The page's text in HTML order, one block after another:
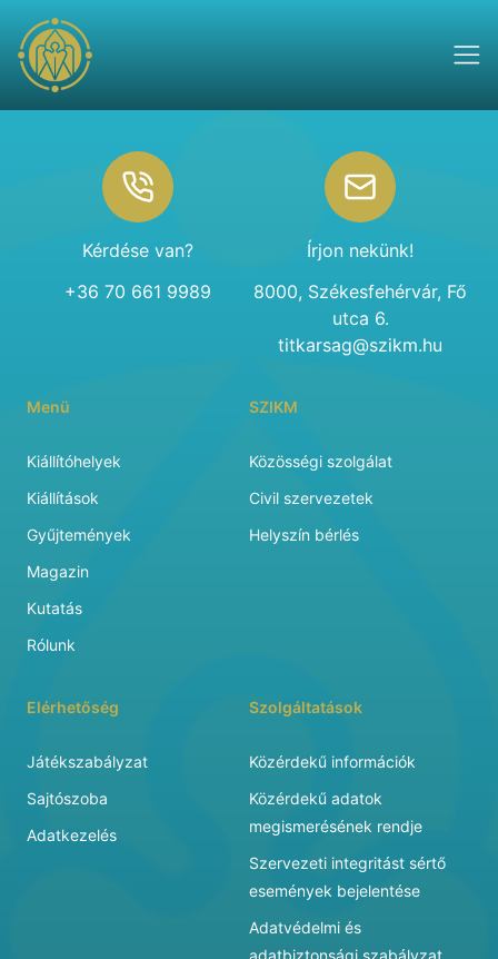
Kérdése van?
+36 70 661 9989
Írjon nekünk!
8000, Székesfehérvár, Fő
utca 6.
titkarsag@szikm.hu
Menü
Kiállítóhelyek
Kiállítások
Gyűjtemények
Magazin
Kutatás
Rólunk
SZIKM
Közösségi szolgálat
Civil szervezetek
Helyszín bérlés
Elérhetőség
Játékszabályzat
Sajtószoba
Adatkezelés
Szolgáltatások
Közérdekű információk
Közérdekű adatok
megismerésének rendje
Szervezeti integritást sértő
események bejelentése
Adatvédelmi és
adatbiztonsági szabályzat